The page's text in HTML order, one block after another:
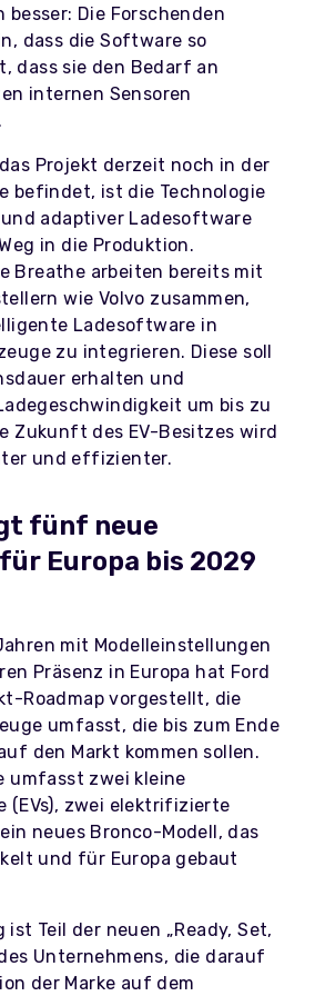
besser: Die Forschenden
dass die Software so
dass sie den Bedarf an
internen Sensoren
Projekt derzeit noch in der
befindet, ist die Technologie
adaptiver Ladesoftware
in die Produktion.
Breathe arbeiten bereits mit
wie Volvo zusammen,
Ladesoftware in
zu integrieren. Diese soll
erhalten und
um bis zu
Zukunft des EV-Besitzes wird
und effizienter.
fünf neue
Europa bis 2029
mit Modelleinstellungen
Präsenz in Europa hat Ford
Roadmap vorgestellt, die
umfasst, die bis zum Ende
den Markt kommen sollen.
umfasst zwei kleine
(EVs), zwei elektrifizierte
neues Bronco-Modell, das
und für Europa gebaut
Teil der neuen „Ready, Set,
Unternehmens, die darauf
der Marke auf dem